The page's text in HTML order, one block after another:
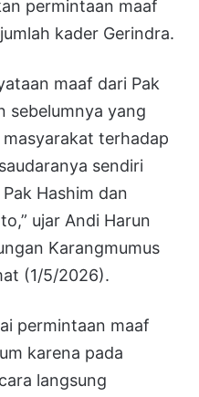
permintaan maaf
kader Gerindra.
maaf dari Pak
sebelumnya yang
terhadap
sendiri
Hashim dan
ujar Andi Harun
Karangmumus
(1/5/2026).
permintaan maaf
karena pada
langsung